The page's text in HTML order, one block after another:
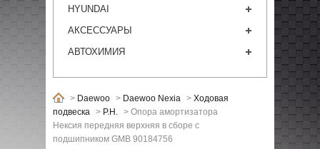
HYUNDAI
АКСЕССУАРЫ
АВТОХИМИЯ
> Daewoo > Daewoo Nexia > Ходовая
подвеска > P.H. > Опора амортизатора
Нексия передняя верхняя в сборе с
подшипником GMB 90184756